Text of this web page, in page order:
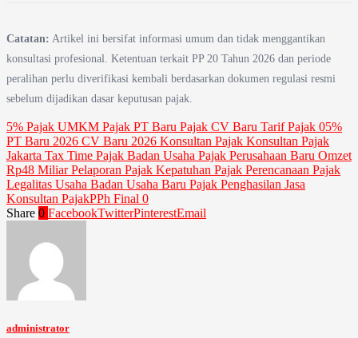
Catatan: Artikel ini bersifat informasi umum dan tidak menggantikan
konsultasi profesional. Ketentuan terkait PP 20 Tahun 2026 dan periode
peralihan perlu diverifikasi kembali berdasarkan dokumen regulasi resmi
sebelum dijadikan dasar keputusan pajak.
5% Pajak UMKM Pajak PT Baru Pajak CV Baru Tarif Pajak 05%
PT Baru 2026 CV Baru 2026 Konsultan Pajak Konsultan Pajak
Jakarta Tax Time Pajak Badan Usaha Pajak Perusahaan Baru Omzet
Rp48 Miliar Pelaporan Pajak Kepatuhan Pajak Perencanaan Pajak
Legalitas Usaha Badan Usaha Baru Pajak Penghasilan Jasa
Konsultan PajakPPh Final 0
Share 0 FacebookTwitterPinterestEmail
administrator